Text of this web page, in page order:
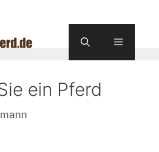
Menü
ein Pferd